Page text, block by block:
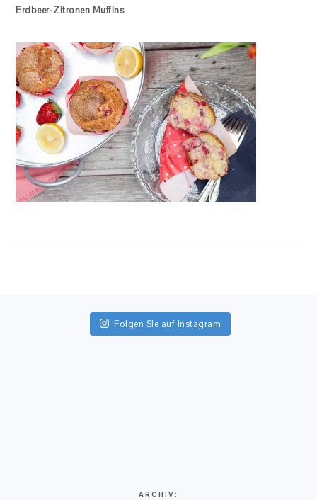
Erdbeer-Zitronen Muffins
Folgen Sie auf Instagram
ARCHIV: